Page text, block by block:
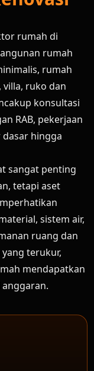
rumah di
rumah
rumah
ruko dan
konsultasi
RAB, pekerjaan
hingga
sangat penting
tetapi aset
sistem air,
ruang dan
terukur,
mendapatkan